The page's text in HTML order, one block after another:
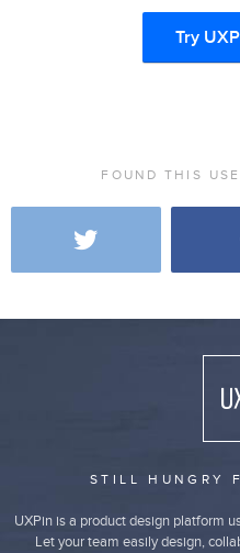
Try
FOUND THIS
STILL HUNGRY
UXPin is a product design platform
Let your team easily design,